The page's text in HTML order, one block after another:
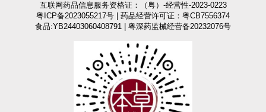
互联网药品信息服务资格证：（粤）-经营性-2023-0223
粤ICP备2023055217号 | 药品经营许可证：粤CB7556374
食品:YB24403060408791 | 粤深药监械经营备20232076号